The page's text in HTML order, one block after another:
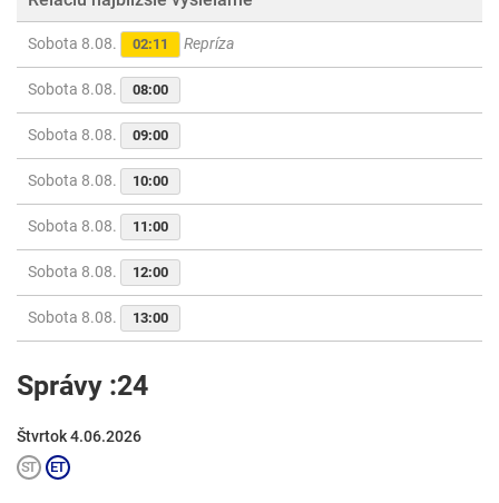
Sobota 8.08. 02:11 Repríza
Sobota 8.08. 08:00
Sobota 8.08. 09:00
Sobota 8.08. 10:00
Sobota 8.08. 11:00
Sobota 8.08. 12:00
Sobota 8.08. 13:00
Správy :24
Štvrtok 4.06.2026